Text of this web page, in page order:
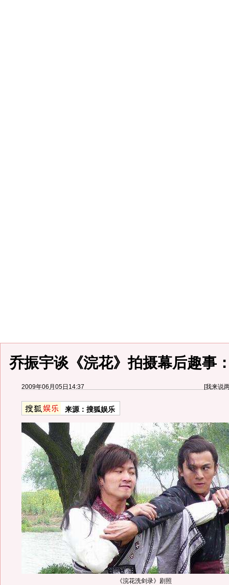
乔振宇谈《浣花》拍摄幕后趣事
2009年06月05日14:37 [我来说
来源： 搜狐娱乐
《浣花洗剑录》剧照